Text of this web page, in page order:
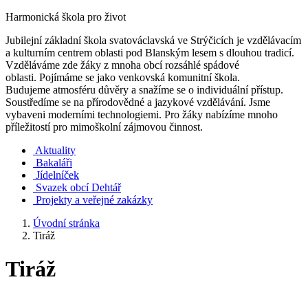
Harmonická škola pro život
Jubilejní základní škola svatováclavská ve Strýčicích je vzdělávacím
a kulturním centrem oblasti pod Blanským lesem s dlouhou tradicí.
Vzděláváme zde žáky z mnoha obcí rozsáhlé spádové
oblasti. Pojímáme se jako venkovská komunitní škola.
Budujeme atmosféru důvěry a snažíme se o individuální přístup.
Soustředíme se na přírodovědné a jazykové vzdělávání. Jsme
vybaveni moderními technologiemi. Pro žáky nabízíme mnoho
příležitostí pro mimoškolní zájmovou činnost.
Aktuality
Bakaláři
Jídelníček
Svazek obcí Dehtář
Projekty a veřejné zakázky
Úvodní stránka
Tiráž
Tiráž